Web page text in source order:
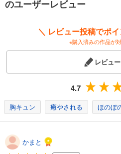
のユーザーレビュー
＼ レビュー投稿でポ
※購入済みの作品が
レビュ
4.7
胸キュン 癒やされる ほのぼ
かまと